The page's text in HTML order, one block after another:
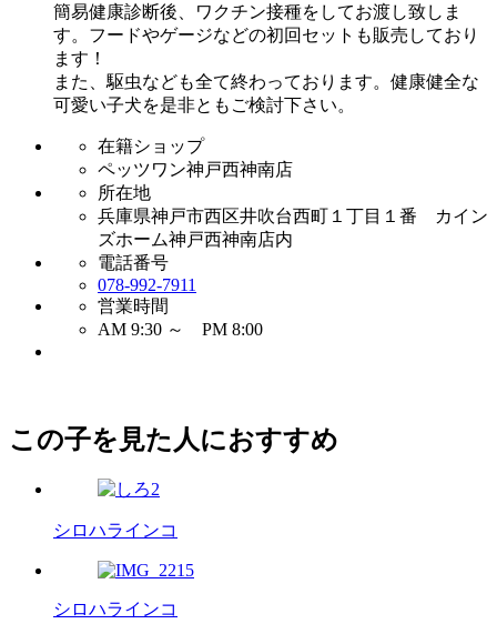
簡易健康診断後、ワクチン接種をしてお渡し致しま
す。フードやゲージなどの初回セットも販売しており
ます！
また、駆虫なども全て終わっております。健康健全な
可愛い子犬を是非ともご検討下さい。
在籍ショップ
ペッツワン神戸西神南店
所在地
兵庫県神戸市西区井吹台西町１丁目１番 カイン
ズホーム神戸西神南店内
電話番号
078-992-7911
営業時間
AM 9:30 ～ PM 8:00
この子を見た人におすすめ
シロハラインコ
シロハラインコ